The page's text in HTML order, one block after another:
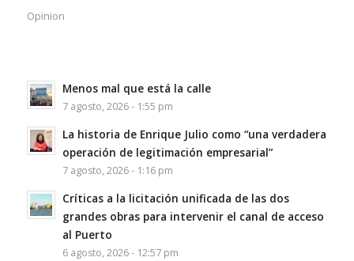
Opinion
Menos mal que está la calle
7 agosto, 2026 - 1:55 pm
La historia de Enrique Julio como “una verdadera
operación de legitimación empresarial”
7 agosto, 2026 - 1:16 pm
Críticas a la licitación unificada de las dos
grandes obras para intervenir el canal de acceso
al Puerto
6 agosto, 2026 - 12:57 pm